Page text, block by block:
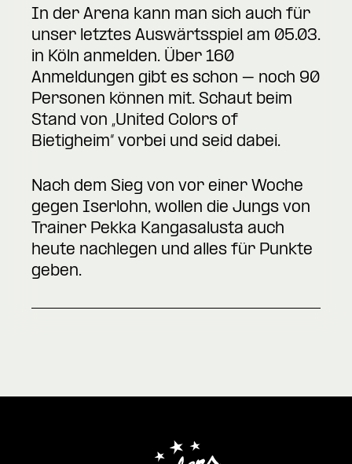
In der Arena kann man sich auch für
unser letztes Auswärtsspiel am 05.03.
in Köln anmelden. Über 160
Anmeldungen gibt es schon – noch 90
Personen können mit. Schaut beim
Stand von „United Colors of
Bietigheim“ vorbei und seid dabei.
Nach dem Sieg von vor einer Woche
gegen Iserlohn, wollen die Jungs von
Trainer Pekka Kangasalusta auch
heute nachlegen und alles für Punkte
geben.